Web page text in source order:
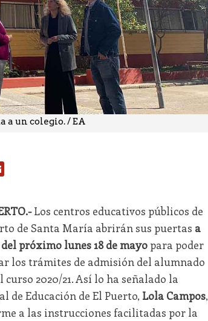
a un colegio. / EA
Los centros educativos públicos de
de Santa María abrirán sus puertas a
próximo lunes 18 de mayopara poder
los trámites de admisión del alumnado
curso 2020/21. Así lo ha señalado la
de Educación de El Puerto, Lola Campos,
a las instrucciones facilitadas por la